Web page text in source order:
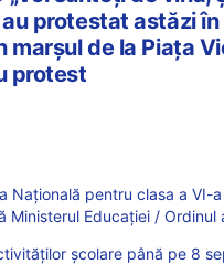
protestat astăzi
marșul de la Piața
protest
Națională pentru clasa a
Ministerul Educației /
școlare până pe 8